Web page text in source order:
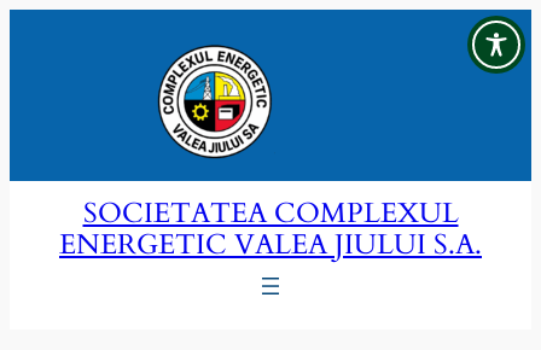
SOCIETATEA COMPLEXUL
ENERGETIC VALEA JIULUI S.A.